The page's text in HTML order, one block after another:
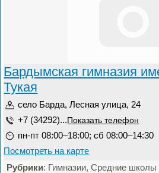
Бардымская гимназия
Тукая
село Барда, Лесная улица, 24
+7 (34292)... Показать телефон
пн-пт 08:00–18:00; сб 08:00–14:30
Посмотреть на карте
Рубрики: Гимназии, Средние школы